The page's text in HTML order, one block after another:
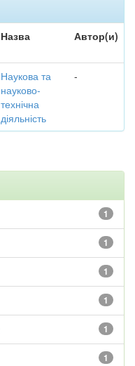
Назва Автор(и)
Наукова та
науково-
технічна
діяльність
-
1
1
1
1
1
1